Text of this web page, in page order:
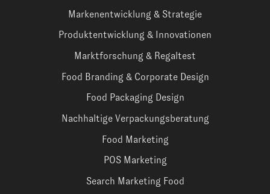
Markenentwicklung & Strategie
Produktentwicklung & Innovationen
Marktforschung & Regaltest
Food Branding & Corporate Design
Food Packaging Design
Nachhaltige Verpackungsberatung
Food Marketing
POS Marketing
Search Marketing Food